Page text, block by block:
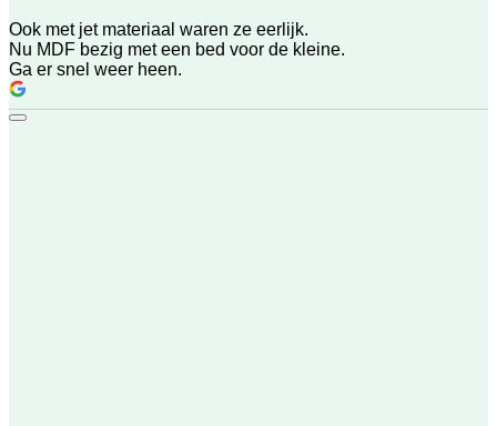
Ook met jet materiaal waren ze eerlijk.
Nu MDF bezig met een bed voor de kleine.
Ga er snel weer heen.